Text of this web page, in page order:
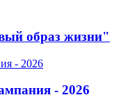
образ жизни"
- 2026